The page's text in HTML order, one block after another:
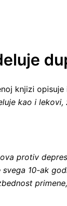
knjizi
kao i
protiv
10-ak
primene,